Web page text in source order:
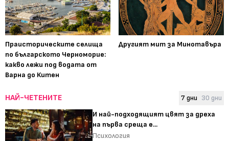
Праисторическите селища
по българското Черноморие:
какво лежи под водата от
Варна до Китен
Другият мит за Минотавъра
НАЙ-ЧЕТЕНИТЕ 7 дни 30 дни
И най-подходящият цвят за дреха
на първа среща е...
Психология